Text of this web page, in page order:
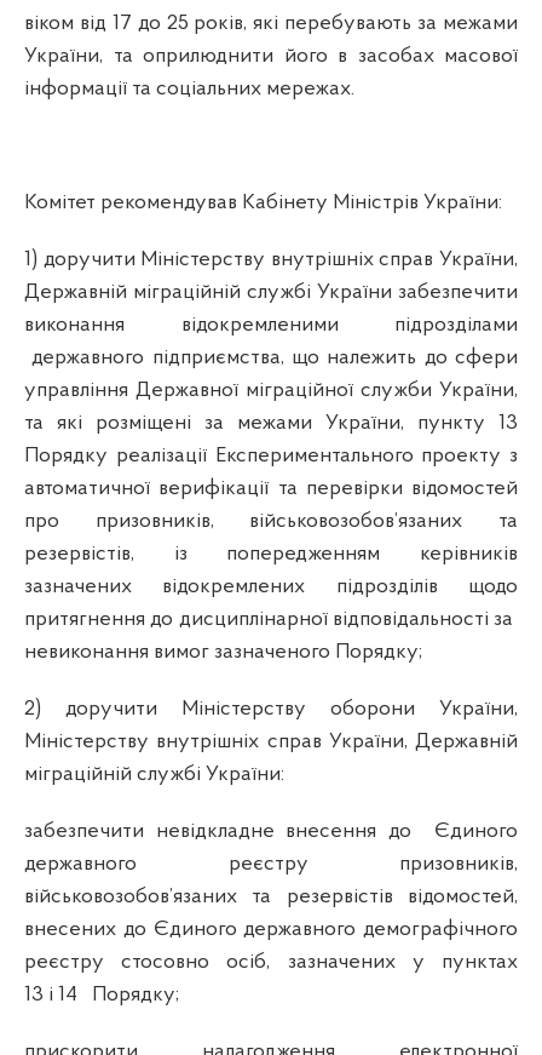
віком від 17 до 25 років, які перебувають за межами
України, та оприлюднити його в засобах масової
інформації та соціальних мережах.
Комітет рекомендував Кабінету Міністрів України:
1) доручити Міністерству внутрішніх справ України,
Державній міграційній службі України забезпечити
виконання відокремленими підрозділами
державного підприємства, що належить до сфери
управління Державної міграційної служби України,
та які розміщені за межами України, пункту 13
Порядку реалізації Експериментального проекту з
автоматичної верифікації та перевірки відомостей
про призовників, військовозобов’язаних та
резервістів, із попередженням керівників
зазначених відокремлених підрозділів щодо
притягнення до дисциплінарної відповідальності за
невиконання вимог зазначеного Порядку;
2) доручити Міністерству оборони України,
Міністерству внутрішніх справ України, Державній
міграційній службі України:
забезпечити невідкладне внесення до Єдиного
державного реєстру призовників,
військовозобов’язаних та резервістів відомостей,
внесених до Єдиного державного демографічного
реєстру стосовно осіб, зазначених у пунктах
13 і 14
Порядку;